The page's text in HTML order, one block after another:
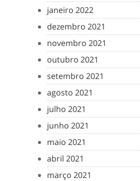
janeiro 2022
dezembro 2021
novembro 2021
outubro 2021
setembro 2021
agosto 2021
julho 2021
junho 2021
maio 2021
abril 2021
março 2021